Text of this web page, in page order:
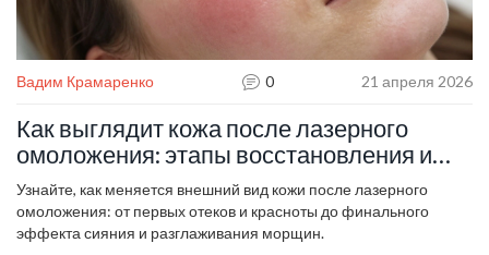
Вадим Крамаренко 0 21 апреля 2026
Как выглядит кожа после лазерного
омоложения: этапы восстановления и
реальный результат
Узнайте, как меняется внешний вид кожи после лазерного
омоложения: от первых отеков и красноты до финального
эффекта сияния и разглаживания морщин.